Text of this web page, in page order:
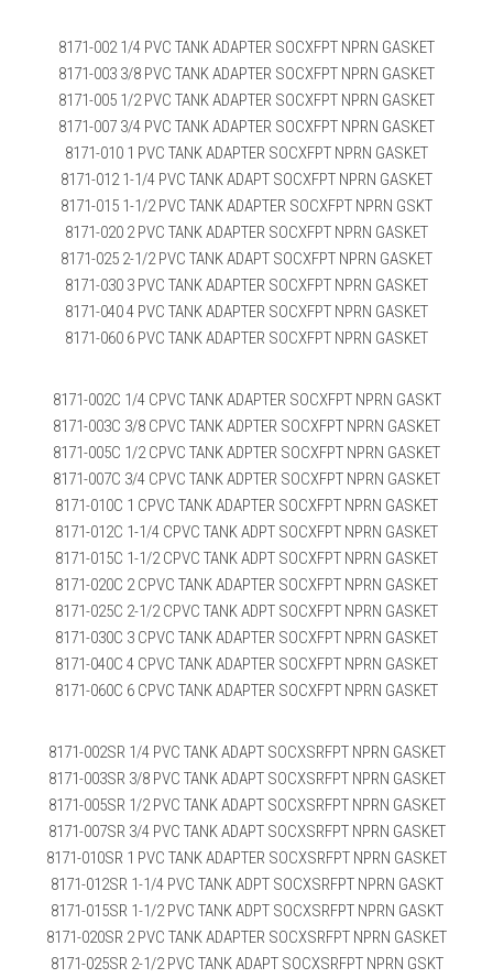
8171-002 1/4 PVC TANK ADAPTER SOCXFPT NPRN GASKET
8171-003 3/8 PVC TANK ADAPTER SOCXFPT NPRN GASKET
8171-005 1/2 PVC TANK ADAPTER SOCXFPT NPRN GASKET
8171-007 3/4 PVC TANK ADAPTER SOCXFPT NPRN GASKET
8171-010 1 PVC TANK ADAPTER SOCXFPT NPRN GASKET
8171-012 1-1/4 PVC TANK ADAPT SOCXFPT NPRN GASKET
8171-015 1-1/2 PVC TANK ADAPTER SOCXFPT NPRN GSKT
8171-020 2 PVC TANK ADAPTER SOCXFPT NPRN GASKET
8171-025 2-1/2 PVC TANK ADAPT SOCXFPT NPRN GASKET
8171-030 3 PVC TANK ADAPTER SOCXFPT NPRN GASKET
8171-040 4 PVC TANK ADAPTER SOCXFPT NPRN GASKET
8171-060 6 PVC TANK ADAPTER SOCXFPT NPRN GASKET
8171-002C 1/4 CPVC TANK ADAPTER SOCXFPT NPRN GASKT
8171-003C 3/8 CPVC TANK ADPTER SOCXFPT NPRN GASKET
8171-005C 1/2 CPVC TANK ADPTER SOCXFPT NPRN GASKET
8171-007C 3/4 CPVC TANK ADPTER SOCXFPT NPRN GASKET
8171-010C 1 CPVC TANK ADAPTER SOCXFPT NPRN GASKET
8171-012C 1-1/4 CPVC TANK ADPT SOCXFPT NPRN GASKET
8171-015C 1-1/2 CPVC TANK ADPT SOCXFPT NPRN GASKET
8171-020C 2 CPVC TANK ADAPTER SOCXFPT NPRN GASKET
8171-025C 2-1/2 CPVC TANK ADPT SOCXFPT NPRN GASKET
8171-030C 3 CPVC TANK ADAPTER SOCXFPT NPRN GASKET
8171-040C 4 CPVC TANK ADAPTER SOCXFPT NPRN GASKET
8171-060C 6 CPVC TANK ADAPTER SOCXFPT NPRN GASKET
8171-002SR 1/4 PVC TANK ADAPT SOCXSRFPT NPRN GASKET
8171-003SR 3/8 PVC TANK ADAPT SOCXSRFPT NPRN GASKET
8171-005SR 1/2 PVC TANK ADAPT SOCXSRFPT NPRN GASKET
8171-007SR 3/4 PVC TANK ADAPT SOCXSRFPT NPRN GASKET
8171-010SR 1 PVC TANK ADAPTER SOCXSRFPT NPRN GASKET
8171-012SR 1-1/4 PVC TANK ADPT SOCXSRFPT NPRN GASKT
8171-015SR 1-1/2 PVC TANK ADPT SOCXSRFPT NPRN GASKT
8171-020SR 2 PVC TANK ADAPTER SOCXSRFPT NPRN GASKET
8171-025SR 2-1/2 PVC TANK ADAPT SOCXSRFPT NPRN GSKT